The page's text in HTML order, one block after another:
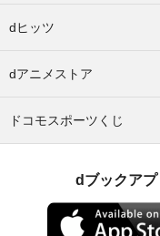
dヒッツ
dアニメストア
ドコモスポーツくじ
dブックア